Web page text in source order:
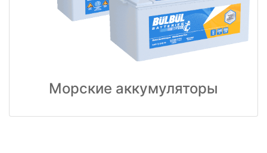
Морские аккумуляторы